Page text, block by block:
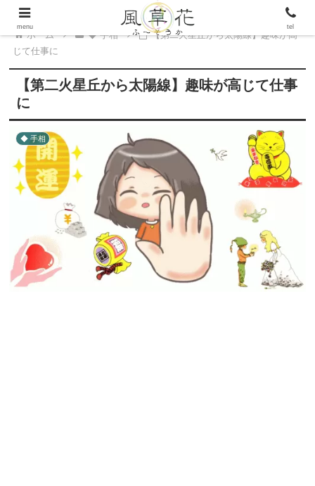
ホーム ◆ 手相
【第二火星丘から太陽線】趣味が高
じて仕事に
【第二火星丘から太陽線】趣味が高じて仕事
に
◆ 手相
menu tel